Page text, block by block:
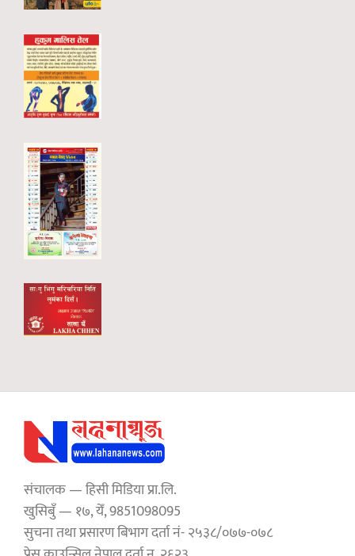
संचालक — हिसी मिडिया प्रा.लि.
खुसिबुँ — १७, येँ, 9851098095
सुचना तथा प्रसारण बिभाग दर्ता नं- २५३८/०७७-०७८